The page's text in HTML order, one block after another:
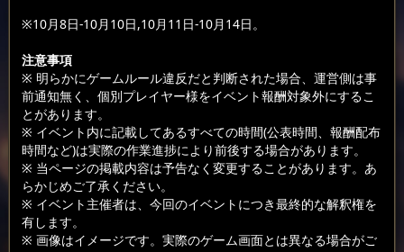
※10月8日-10月10日,10月11日-10月14日。
注意事項
※ 明らかにゲームルール違反だと判断された場合、運営側は事
前通知無く、個別プレイヤー様をイベント報酬対象外にするこ
とがあります。
※ イベント内に記載してあるすべての時間(公表時間、報酬配布
時間など)は実際の作業進捗により前後する場合があります。
※ 当ページの掲載内容は予告なく変更することがあります。あ
らかじめご了承ください。
※ イベント主催者は、今回のイベントにつき最終的な解釈権を
有します。
※ 画像はイメージです。実際のゲーム画面とは異なる場合がご